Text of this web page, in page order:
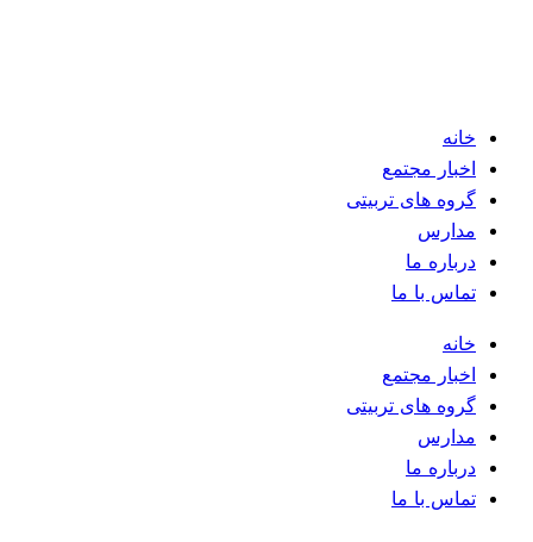
خانه
اخبار مجتمع
گروه های تربیتی
مدارس
درباره ما
تماس با ما
خانه
اخبار مجتمع
گروه های تربیتی
مدارس
درباره ما
تماس با ما